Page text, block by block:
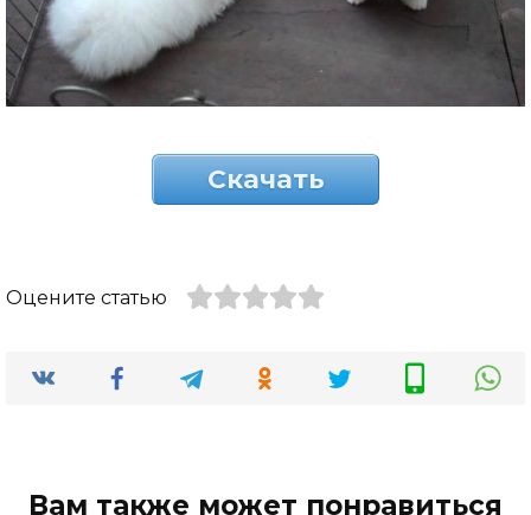
Скачать
Оцените статью
Вам также может понравиться